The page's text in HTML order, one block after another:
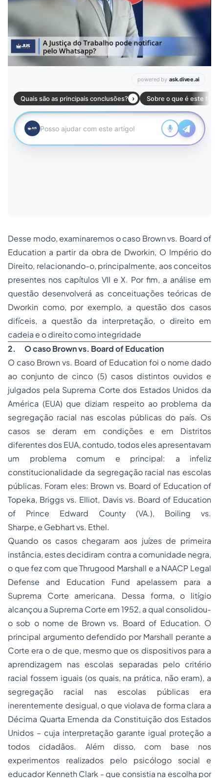
Desse modo, examinaremos o caso Brown vs. Board of
Education a partir da obra de Dworkin, O Império do
Direito, relacionando-o, principalmente, aos conceitos
presentes nos capítulos VII e X. Por fim, a análise em
questão desenvolverá as conceituações teóricas de
Dworkin como, por exemplo, a questão dos casos
difíceis, a questão da interpretação, o direito em
cadeia e o direito como integridade
2. O caso Brown vs. Board of Education
O caso Brown vs. Board of Education foi o nome dado
ao conjunto de cinco (5) casos distintos ouvidos e
julgados pela Suprema Corte dos Estados Unidos da
América (EUA) que diziam respeito ao problema da
segregação racial nas escolas públicas do país. Os
casos se deram em condições e em Distritos
diferentes dos EUA, contudo, todos eles apresentavam
um problema comum e principal: a infeliz
constitucionalidade da segregação racial nas escolas
públicas. Foram eles: Brown vs. Board of Education of
Topeka, Briggs vs. Elliot, Davis vs. Board of Education
of Prince Edward County (VA.), Boiling vs.
Sharpe, e Gebhart vs. Ethel.
Quando os casos chegaram aos juízes de primeira
instância, estes decidiram contra a comunidade negra,
o que fez com que Thrugood Marshall e a NAACP Legal
Defense and Education Fund apelassem para a
Suprema Corte americana. Dessa forma, o litígio
alcançou a Suprema Corte em 1952, a qual consolidou-
o sob o nome de Brown vs. Board of Education. O
principal argumento defendido por Marshall perante a
Corte era o de que, mesmo que os dispositivos para a
aprendizagem nas escolas separadas pelo critério
racial fossem iguais (os quais, na prática, não eram), a
segregação racial nas escolas públicas era
inerentemente desigual, o que violava de forma clara a
Décima Quarta Emenda da Constituição dos Estados
Unidos – cuja interpretação garante igual proteção a
todos cidadãos. Além disso, com base nos
experimentos realizados pelo psicólogo social e
educador Kenneth Clark - que consistia na escolha por